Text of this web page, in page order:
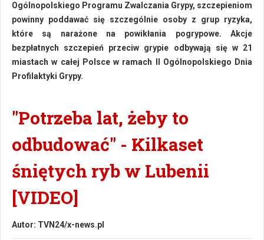
Ogólnopolskiego Programu Zwalczania Grypy, szczepieniom
powinny poddawać się szczególnie osoby z grup ryzyka,
które są narażone na powikłania pogrypowe. Akcje
bezpłatnych szczepień przeciw grypie odbywają się w 21
miastach w całej Polsce w ramach II Ogólnopolskiego Dnia
Profilaktyki Grypy.
"Potrzeba lat, żeby to
odbudować" - Kilkaset
śniętych ryb w Lubenii
[VIDEO]
Autor: TVN24/x-news.pl